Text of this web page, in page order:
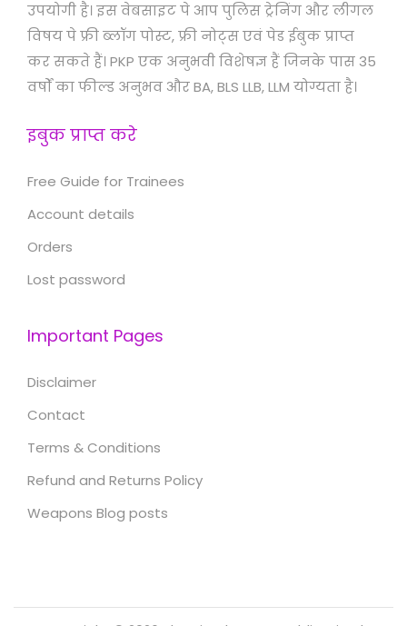
उपयोगी है। इस वेबसाइट पे आप पुलिस ट्रेनिंग और लीगल
विषय पे फ्री ब्लॉग पोस्ट, फ्री नोट्स एवं पेड ईबुक प्राप्त
कर सकते हैं। PKP एक अनुभवी विशेषज्ञ हैं जिनके पास 35
वर्षों का फील्ड अनुभव और BA, BLS LLB, LLM योग्यता है।
इबुक प्राप्त करे
Free Guide for Trainees
Account details
Orders
Lost password
Important Pages
Disclaimer
Contact
Terms & Conditions
Refund and Returns Policy
Weapons Blog posts